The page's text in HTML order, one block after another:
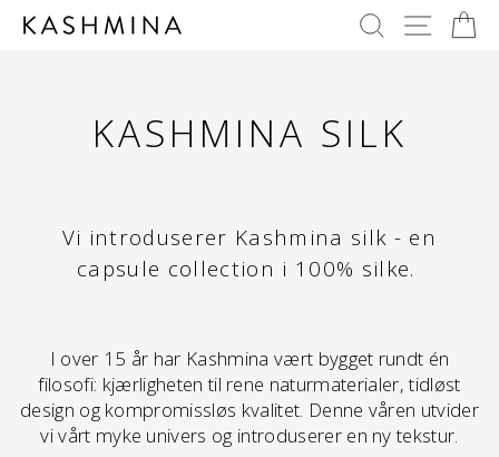
SØK
KASHMINA SILK
Vi introduserer Kashmina silk - en
capsule collection i 100% silke.
I over 15 år har Kashmina vært bygget rundt én
filosofi: kjærligheten til rene naturmaterialer, tidløst
design og kompromissløs kvalitet. Denne våren utvider
vi vårt myke univers og introduserer en ny tekstur.